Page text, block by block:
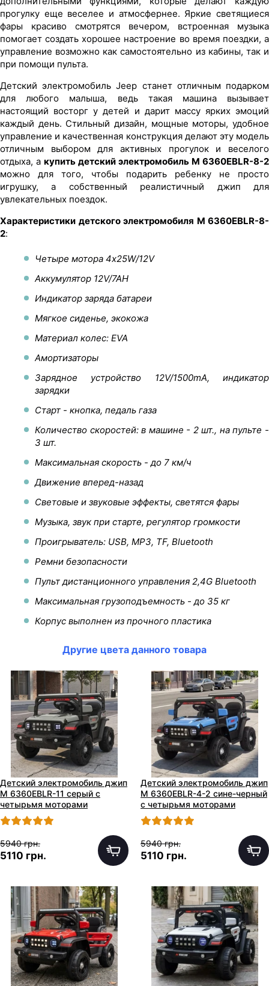
прогулку еще веселее и атмосфернее. Яркие светящиеся
фары красиво смотрятся вечером, встроенная музыка
помогает создать хорошее настроение во время поездки, а
управление возможно как самостоятельно из кабины, так и
при помощи пульта.
Детский электромобиль Jeep станет отличным подарком
для любого малыша, ведь такая машина вызывает
настоящий восторг у детей и дарит массу ярких эмоций
каждый день. Стильный дизайн, мощные моторы, удобное
управление и качественная конструкция делают эту модель
отличным выбором для активных прогулок и веселого
отдыха, а купить детский электромобиль M 6360EBLR-8-2
можно для того, чтобы подарить ребенку не просто
игрушку, а собственный реалистичный джип для
увлекательных поездок.
Характеристики детского электромобиля M 6360EBLR-8-
2:
Четыре мотора 4х25W/12V
Аккумулятор 12V/7AH
Индикатор заряда батареи
Мягкое сиденье, экокожа
Материал колес: EVA
Амортизаторы
Зарядное устройство 12V/1500mA, индикатор
зарядки
Старт - кнопка, педаль газа
Количество скоростей: в машине - 2 шт., на пульте -
3 шт.
Максимальная скорость - до 7 км/ч
Движение вперед-назад
Световые и звуковые эффекты, светятся фары
Музыка, звук при старте, регулятор громкости
Проигрыватель: USB, MP3, TF, Bluetooth
Ремни безопасности
Пульт дистанционного управления 2,4G Bluetooth
Максимальная грузоподъемность - до 35 кг
Корпус выполнен из прочного пластика
Другие цвета данного товара
Детский электромобиль джип
M 6360EBLR-11 серый с
четырьмя моторами
5940 грн.
5110 грн.
Детский электромобиль джип
M 6360EBLR-4-2 сине-черный
с четырьмя моторами
5940 грн.
5110 грн.